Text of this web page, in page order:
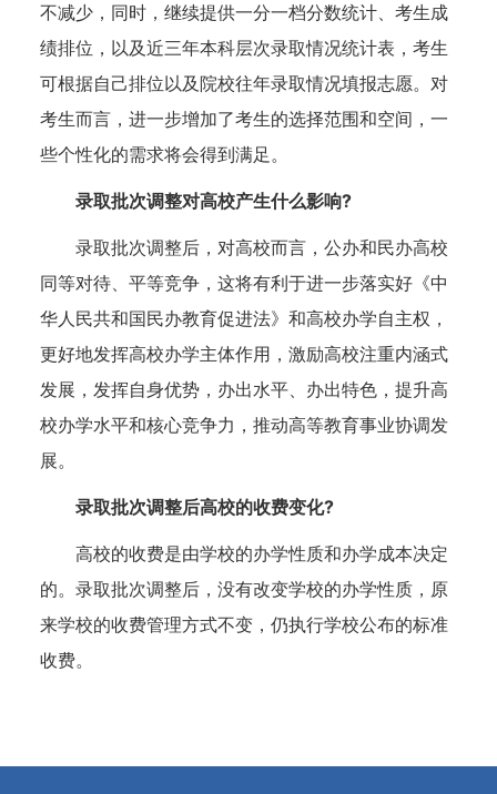
不减少，同时，继续提供一分一档分数统计、考生成
绩排位，以及近三年本科层次录取情况统计表，考生
可根据自己排位以及院校往年录取情况填报志愿。对
考生而言，进一步增加了考生的选择范围和空间，一
些个性化的需求将会得到满足。
录取批次调整对高校产生什么影响?
录取批次调整后，对高校而言，公办和民办高校
同等对待、平等竞争，这将有利于进一步落实好《中
华人民共和国民办教育促进法》和高校办学自主权，
更好地发挥高校办学主体作用，激励高校注重内涵式
发展，发挥自身优势，办出水平、办出特色，提升高
校办学水平和核心竞争力，推动高等教育事业协调发
展。
录取批次调整后高校的收费变化?
高校的收费是由学校的办学性质和办学成本决定
的。录取批次调整后，没有改变学校的办学性质，原
来学校的收费管理方式不变，仍执行学校公布的标准
收费。